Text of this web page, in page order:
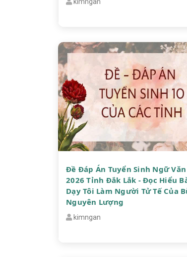
Đề Đáp Án Tuyển Sinh Ngữ
2026 Tỉnh Đắk Lắk - Đọc Hiểu
Dạy Tôi Làm Người Tử Tế Của
Nguyên Lượng
kimngan